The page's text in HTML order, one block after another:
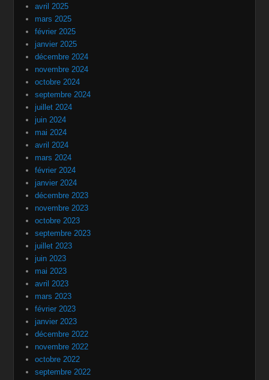
avril 2025
mars 2025
février 2025
janvier 2025
décembre 2024
novembre 2024
octobre 2024
septembre 2024
juillet 2024
juin 2024
mai 2024
avril 2024
mars 2024
février 2024
janvier 2024
décembre 2023
novembre 2023
octobre 2023
septembre 2023
juillet 2023
juin 2023
mai 2023
avril 2023
mars 2023
février 2023
janvier 2023
décembre 2022
novembre 2022
octobre 2022
septembre 2022